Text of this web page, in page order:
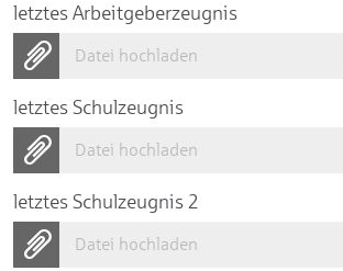
letztes Arbeitgeberzeugnis
Datei hochladen
letztes Schulzeugnis
Datei hochladen
letztes Schulzeugnis 2
Datei hochladen